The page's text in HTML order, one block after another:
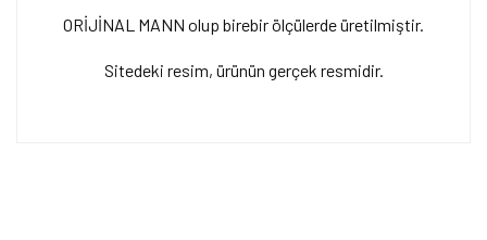
ORİJİNAL MANN olup birebir ölçülerde üretilmiştir.
Sitedeki resim, ürünün gerçek resmidir.